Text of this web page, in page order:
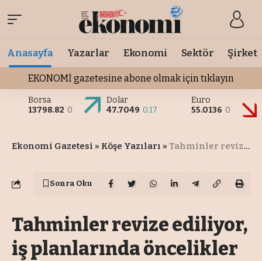
Anasayfa Yazarlar Ekonomi Sektör Şirket
EKONOMİ gazetesine abone olmak için tıklayın
Borsa
13798.82 0
Dolar
47.7049 0.17
Euro
55.0136 0
Ekonomi Gazetesi » Köşe Yazıları » Tahminler revize ediliyor, iş planlarında öncelikler değişiyor
Sonra Oku
Tahminler revize ediliyor,
iş planlarında öncelikler